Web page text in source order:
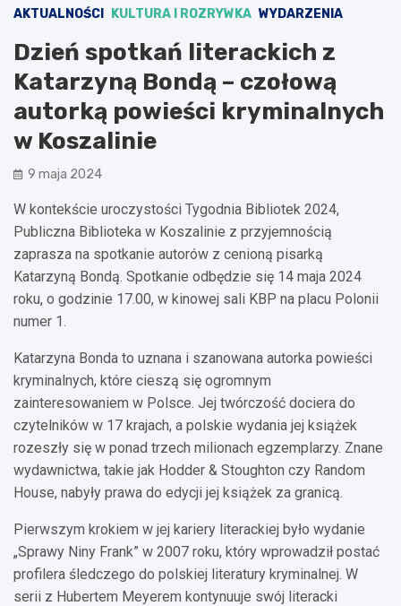
AKTUALNOŚCI KULTURA I ROZRYWKA WYDARZENIA
Dzień spotkań literackich z
Katarzyną Bondą – czołową
autorką powieści kryminalnych
w Koszalinie
9 maja 2024
W kontekście uroczystości Tygodnia Bibliotek 2024,
Publiczna Biblioteka w Koszalinie z przyjemnością
zaprasza na spotkanie autorów z cenioną pisarką
Katarzyną Bondą. Spotkanie odbędzie się 14 maja 2024
roku, o godzinie 17.00, w kinowej sali KBP na placu Polonii
numer 1.
Katarzyna Bonda to uznana i szanowana autorka powieści
kryminalnych, które cieszą się ogromnym
zainteresowaniem w Polsce. Jej twórczość dociera do
czytelników w 17 krajach, a polskie wydania jej książek
rozeszły się w ponad trzech milionach egzemplarzy. Znane
wydawnictwa, takie jak Hodder & Stoughton czy Random
House, nabyły prawa do edycji jej książek za granicą.
Pierwszym krokiem w jej kariery literackiej było wydanie
„Sprawy Niny Frank” w 2007 roku, który wprowadził postać
profilera śledczego do polskiej literatury kryminalnej. W
serii z Hubertem Meyerem kontynuuje swój literacki